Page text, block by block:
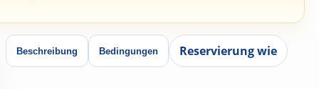
Beschreibung Bedingungen Reservierung wie